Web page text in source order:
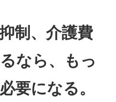
制、介護費
なら、もっ
要になる。